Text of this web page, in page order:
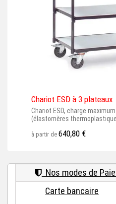
Chariot ESD à 3 plateaux
Chariot ESD, charge
(élastomères
à partir de 640,80 €
Nos modes de
Carte bancaire